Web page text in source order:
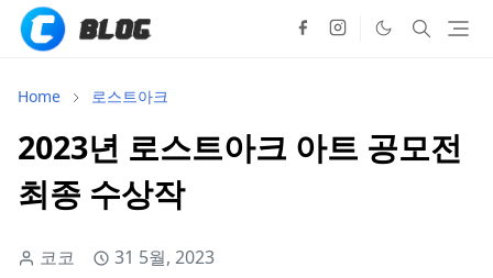
Home 로스트아크
2023년 로스트아크 아트 공모전
최종 수상작
코코 31 5월, 2023